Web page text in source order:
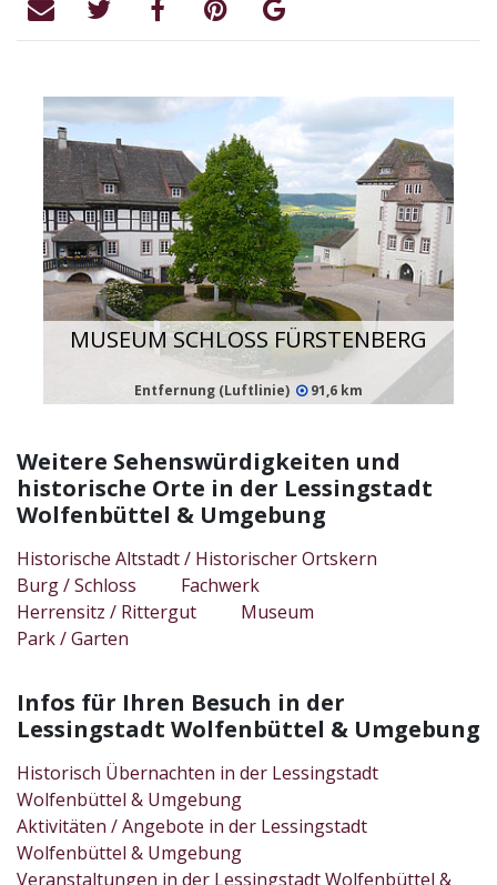
MUSEUM SCHLOSS FÜRSTENBERG
Entfernung (Luftlinie) 91,6 km
Weitere Sehenswürdigkeiten und
historische Orte in der Lessingstadt
Wolfenbüttel & Umgebung
Historische Altstadt / Historischer Ortskern
Burg / Schloss
Fachwerk
Herrensitz / Rittergut
Museum
Park / Garten
Infos für Ihren Besuch in der
Lessingstadt Wolfenbüttel & Umgebung
Historisch Übernachten in der Lessingstadt
Wolfenbüttel & Umgebung
Aktivitäten / Angebote in der Lessingstadt
Wolfenbüttel & Umgebung
Veranstaltungen in der Lessingstadt Wolfenbüttel &